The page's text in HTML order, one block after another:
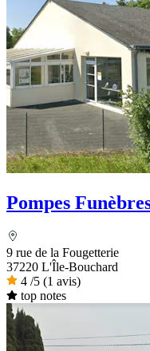
Pompes
9 rue de la Fougetterie
37220 L'Île-Bouchard
4 /5 (1 avis)
top notes